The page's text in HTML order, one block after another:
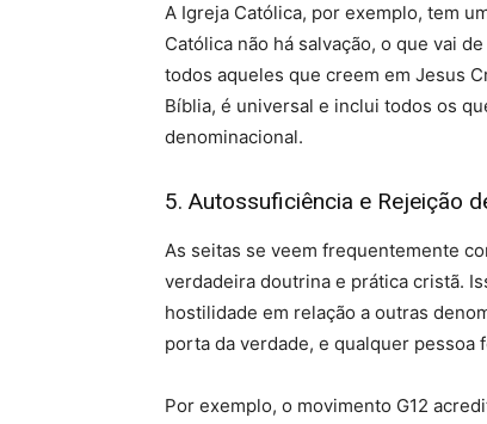
A Igreja Católica, por exemplo, tem
Católica não há salvação, o que vai
todos aqueles que creem em Jesus
Bíblia, é universal e inclui todos os
denominacional.
5. Autossuficiência e Rejeição
As seitas se veem frequentemente
verdadeira doutrina e prática cristã.
hostilidade em relação a outras
porta da verdade, e qualquer pessoa
Por exemplo, o movimento G12